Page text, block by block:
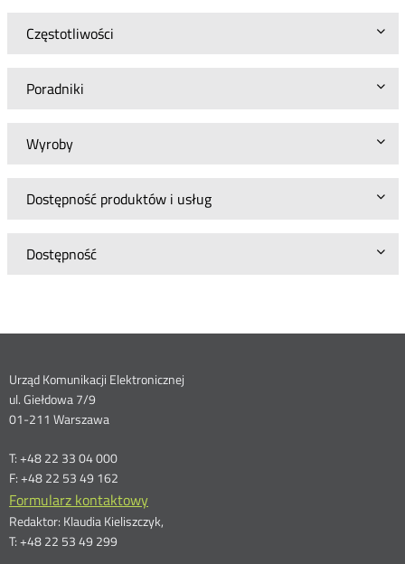
Częstotliwości
Poradniki
Wyroby
Dostępność produktów i usług
Dostępność
Dane
kontaktowe
Urząd Komunikacji Elektronicznej
ul. Giełdowa 7/9
01-211 Warszawa
T: +48 22 33 04 000
F: +48 22 53 49 162
Formularz kontaktowy
Redaktor: Klaudia Kieliszczyk,
T: +48 22 53 49 299